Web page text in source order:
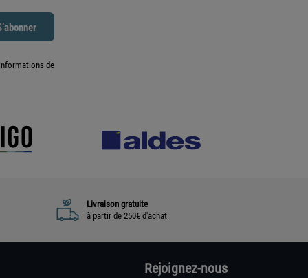
de
Livraison gratuite
à partir de 250€ d'achat
Rejoignez-nous